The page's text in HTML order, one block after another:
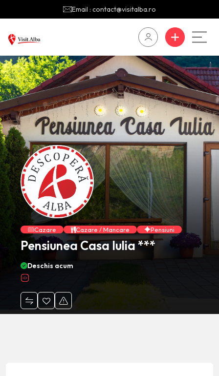
Email : contact@visitalba.ro
Cazare Cazare / Mancare Pensiuni
Pensiunea Casa Iulia ***
Deschis acum